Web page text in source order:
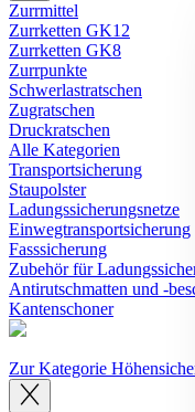
Zurrmittel
Zurrketten GK12
Zurrketten GK8
Zurrpunkte
Schwerlastratschen
Zugratschen
Druckratschen
Alle Kategorien
Transportsicherung
Staupolster
Ladungssicherungsnetze
Einwegtransportsicherung
Fasssicherung
Zubehör für
Antirutschmatten und -
Kantenschoner
Zur Kategorie